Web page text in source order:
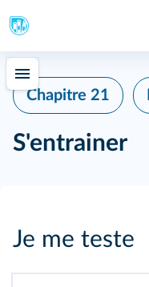
Chapitre 21
S'entrainer
Je me teste